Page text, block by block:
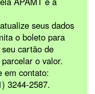
seus dados
o boleto para
cartão de
o valor.
em contato:
3244-2587.